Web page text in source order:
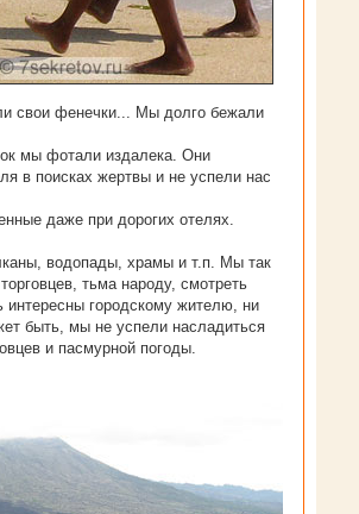
свои фенечки... Мы долго бежали
мы фотали издалека. Они
в поисках жертвы и не успели нас
даже при дорогих отелях.
водопады, храмы и т.п. Мы так
тьма народу, смотреть
интересны городскому жителю, ни
быть, мы не успели насладиться
и пасмурной погоды.